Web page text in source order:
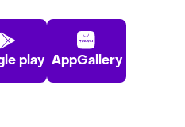
play AppGallery